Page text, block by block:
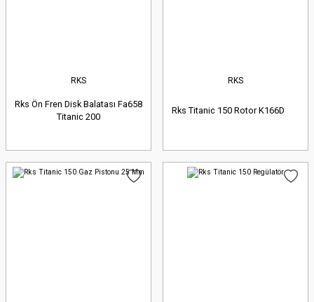
RKS
Rks Ön Fren Disk Balatası Fa658
Titanic 200
RKS
Rks Titanic 150 Rotor K166D